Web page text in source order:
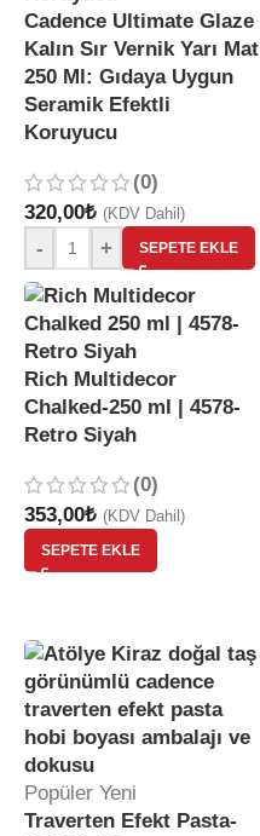
Cadence Ultimate Glaze
Kalın Sır Vernik Yarı Mat
250 Ml: Gıdaya Uygun
Seramik Efektli
Koruyucu
(0)
320,00₺ (KDV Dahil)
- + SEPETE EKLE
Rich Multidecor
Chalked-250 ml | 4578-
Retro Siyah
(0)
353,00₺ (KDV Dahil)
SEPETE EKLE
Popüler Yeni
Traverten Efekt Pasta-